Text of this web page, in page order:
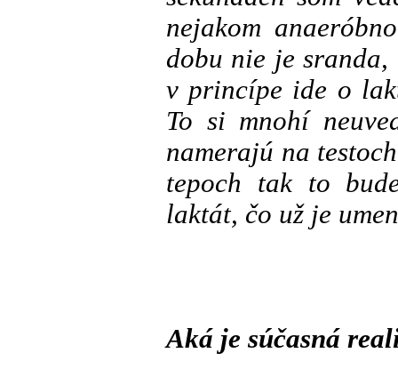
nejakom
dobu nie je
v princípe ide o
To si mnohí
namerajú na
tepoch tak to
laktát, čo už je
Aká je súčasná